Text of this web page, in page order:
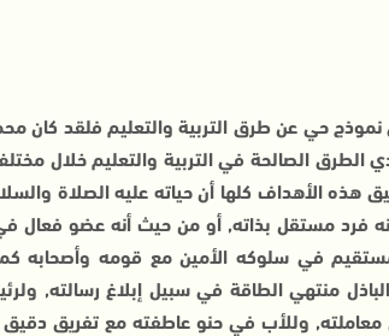
نموذج حي عن طرق التربية والتعليم فلقد كان
الطرق الصالحة في التربية والتعليم خلال
الأهداف كلها أن حياته عليه الصلاة
فرد مستقل بذاته, أو من حيث أنه عضو فعال
في سلوكه الأمين مع قومه وأصحابه كما
منتهي الطاقة في سبيل إبلاغ رسالته,
وللأب في حنو عاطفته مع تفريق دقيق